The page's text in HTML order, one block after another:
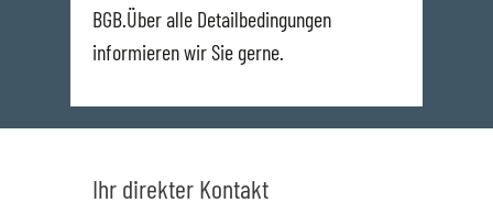
BGB.Über alle Detailbedingungen
informieren wir Sie gerne.
Ihr direkter Kontakt